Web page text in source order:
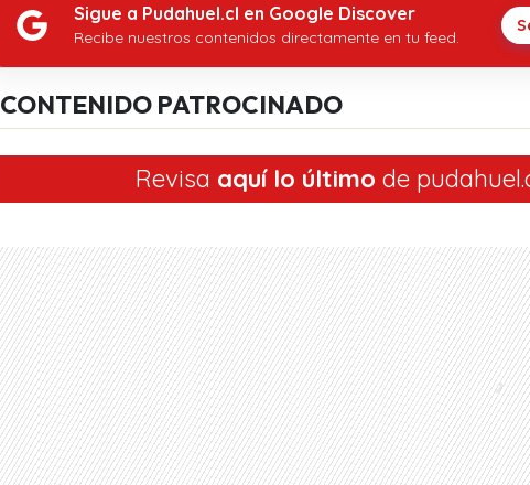
Sigue a Pudahuel.cl en Google Discover
Recibe nuestros contenidos directamente en tu feed.
CONTENIDO PATROCINADO
Revisa aquí lo último de